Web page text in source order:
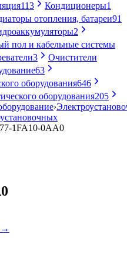
113 Кондиционеры1
отопления, батареи91
2
пол и кабельные системы
3
Очистители
63
оборудования646
оборудования205
›
1FA10-0AA0
→